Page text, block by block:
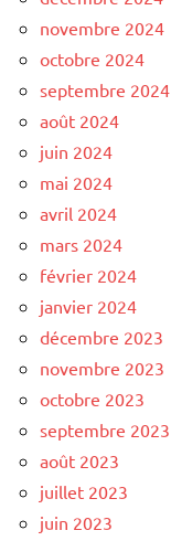
novembre 2024
octobre 2024
septembre 2024
août 2024
juin 2024
mai 2024
avril 2024
mars 2024
février 2024
janvier 2024
décembre 2023
novembre 2023
octobre 2023
septembre 2023
août 2023
juillet 2023
juin 2023